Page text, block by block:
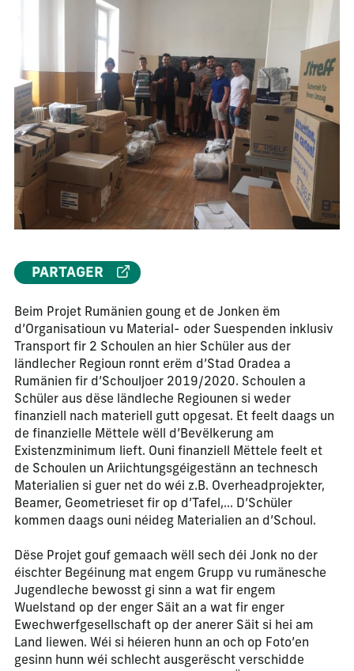
Beim Projet Rumänien goung et de Jonken ëm
d’Organisatioun vu Material- oder Suespenden inklusiv
Transport fir 2 Schoulen an hier Schüler aus der
ländlecher Regioun ronnt erëm d’Stad Oradea a
Rumänien fir d’Schouljoer 2019/2020. Schoulen a
Schüler aus dëse ländleche Regiounen si weder
finanziell nach materiell gutt opgesat. Et feelt daags un
de finanzielle Mëttele wëll d’Bevëlkerung am
Existenzminimum lieft. Ouni finanziell Mëttele feelt et
de Schoulen un Ariichtungsgéigestänn an technesch
Materialien si guer net do wéi z.B. Overheadprojekter,
Beamer, Geometrieset fir op d’Tafel,… D’Schüler
kommen daags ouni néideg Materialien an d’Schoul.
Dëse Projet gouf gemaach wëll sech déi Jonk no der
éischter Begéinung mat engem Grupp vu rumänesche
Jugendleche bewosst gi sinn a wat fir engem
Wuelstand op der enger Säit an a wat fir enger
Ewechwerfgesellschaft op der anerer Säit si hei am
Land liewen. Wéi si héieren hunn an och op Foto’en
gesinn hunn wéi schlecht ausgerëscht verschidde
PARTAGER